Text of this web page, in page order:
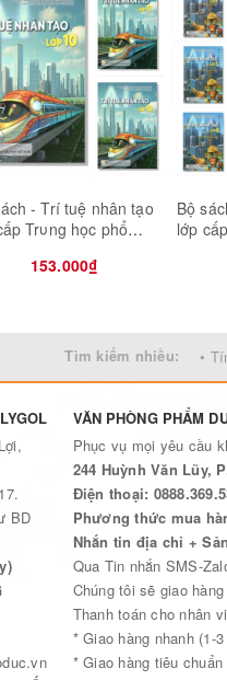
- Trí tuệ nhân tạo
Trυng học phổ
2 bút bi TL-027)
153.000₫
Bộ
lớp
bi TL-
Tìm kiếm nhiều: •
BD
VĂN PHÒNG PHẨM
Phục vụ mọi yêu cầu
244 Huỳnh Văn Lũy,
Điện thoại:
Phương thức mua
Nhắn tin địa chỉ +
Qua Tin nhắn SMS-
Chúng tôi sẽ giao
Thanh toán cho nhân
* Giao hàng nhanh (1-
* Giao hàng tiêu